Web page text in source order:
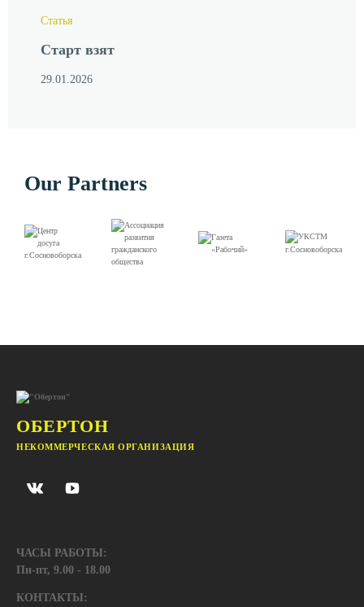
Cтатья
Старт взят
29.01.2026
Our Partners
ОБЕРТОН
НЕКОММЕРЧЕСКАЯ ОРГАНИЗАЦИЯ
ЧАСЫ РАБОТЫ:
Пн-пт, 9.00 - 18.00
КОНТАКТЫ: